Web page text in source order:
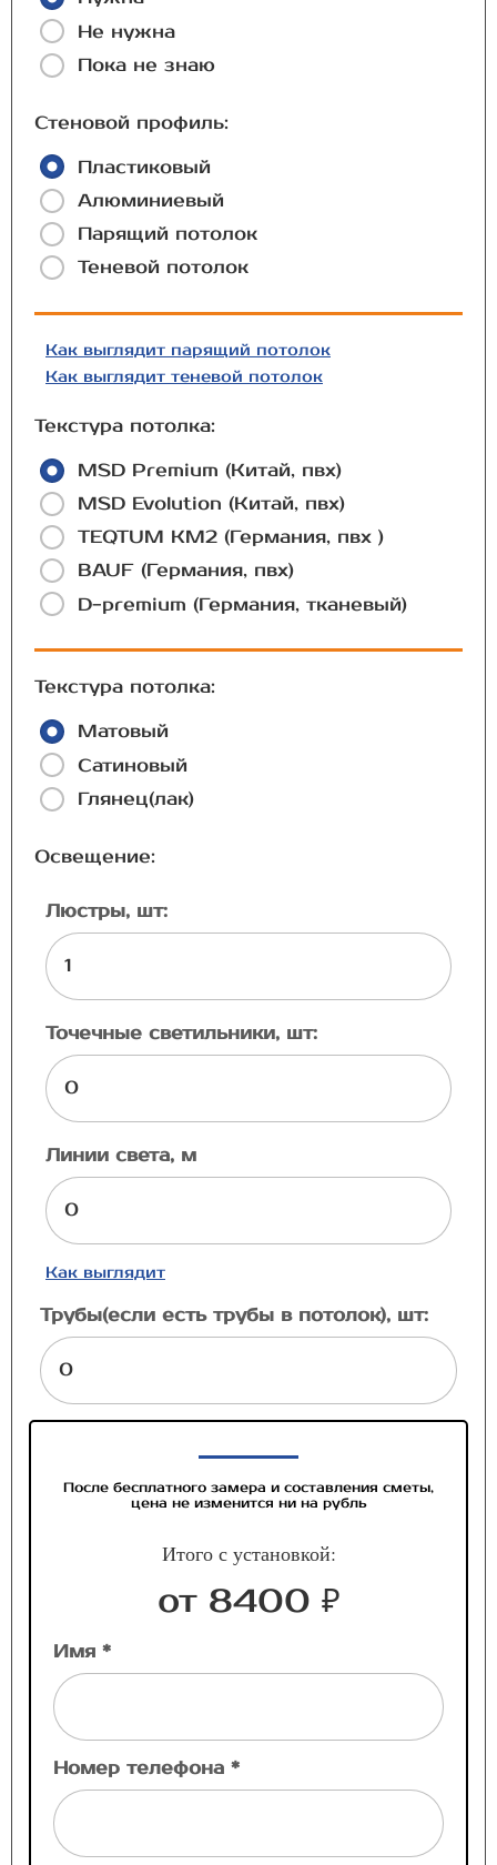
Не нужна
Пока не знаю
Стеновой профиль:
Пластиковый
Алюминиевый
Парящий потолок
Теневой потолок
Как выглядит парящий потолок
Как выглядит теневой потолок
Текстура потолка:
MSD Premium (Китай, пвх)
MSD Evolution (Китай, пвх)
TEQTUM КМ2 (Германия, пвх )
BAUF (Германия, пвх)
D-premium (Германия, тканевый)
Текстура потолка:
Матовый
Сатиновый
Глянец(лак)
Освещение:
Люстры, шт:
Точечные светильники, шт:
Линии света, м
Как выглядит
Трубы(если есть трубы в потолок), шт:
После бесплатного замера и составления сметы,
цена не изменится ни на рубль
Итого с установкой:
от 8400 ₽
Имя *
Номер телефона *